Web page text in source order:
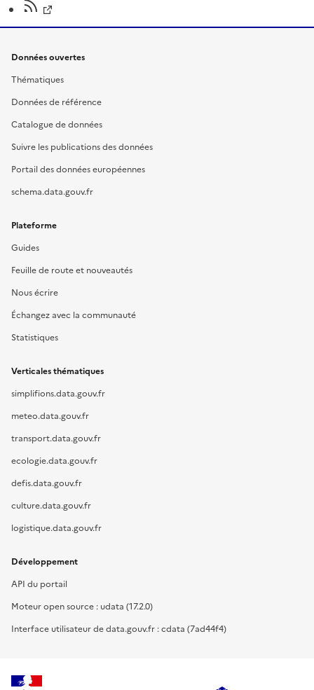
Données ouvertes
Thématiques
Données de référence
Catalogue de données
Suivre les publications des données
Portail des données européennes
schema.data.gouv.fr
Plateforme
Guides
Feuille de route et nouveautés
Nous écrire
Échangez avec la communauté
Statistiques
Verticales thématiques
simplifions.data.gouv.fr
meteo.data.gouv.fr
transport.data.gouv.fr
ecologie.data.gouv.fr
defis.data.gouv.fr
culture.data.gouv.fr
logistique.data.gouv.fr
Développement
API du portail
Moteur open source : udata (17.2.0)
Interface utilisateur de data.gouv.fr : cdata (7ad44f4)